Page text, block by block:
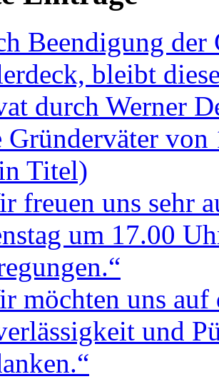
Beendigung
bleibt
durch Werner
Gründerväter
Titel)
freuen uns sehr
um 17.00
möchten uns
und